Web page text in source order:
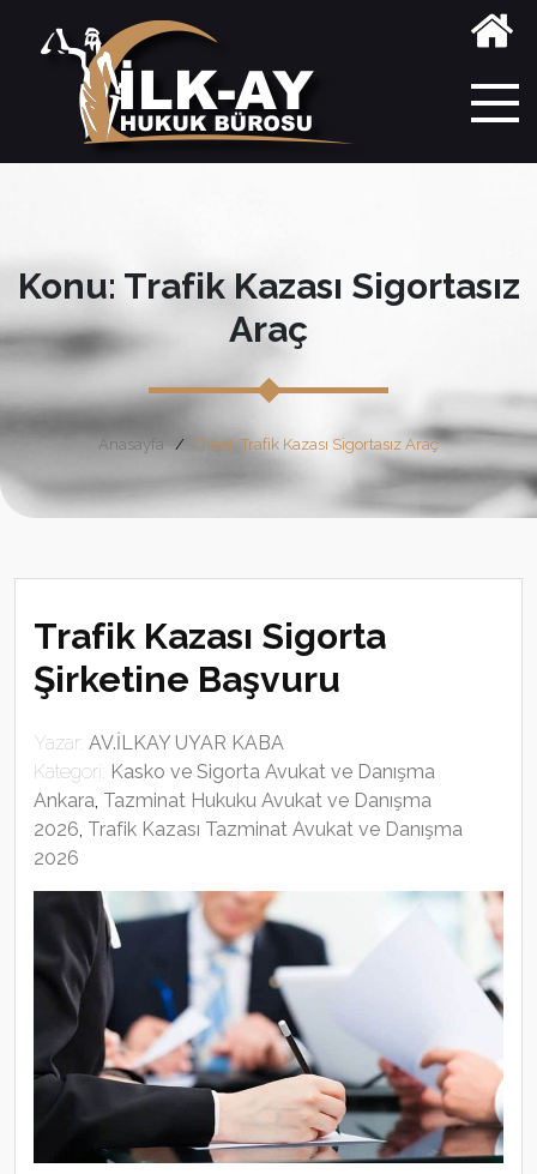
Konu: Trafik Kazası Sigortasız
Araç
Anasayfa Etiket: Trafik Kazası Sigortasız Araç
Trafik Kazası Sigorta
Şirketine Başvuru
Yazar: AV.İLKAY UYAR KABA
Kategori: Kasko ve Sigorta Avukat ve Danışma
Ankara, Tazminat Hukuku Avukat ve Danışma
2026, Trafik Kazası Tazminat Avukat ve Danışma
2026